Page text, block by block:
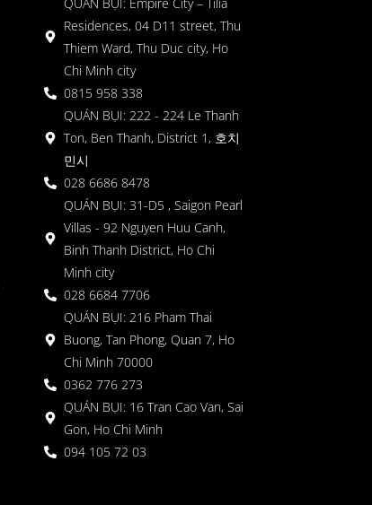
Residences, 04 D11 street, Thu
Thiem Ward, Thu Duc city, Ho
Chi Minh city
0815 958 338
QUÁN BỤI: 222 - 224 Le Thanh
Ton, Ben Thanh, District 1, 호치
민시
028 6686 8478
QUÁN BỤI: 31-D5 , Saigon Pearl
Villas - 92 Nguyen Huu Canh,
Binh Thanh District, Ho Chi
Minh city
028 6684 7706
QUÁN BỤI: 216 Pham Thai
Buong, Tan Phong, Quan 7, Ho
Chi Minh 70000
0362 776 273
QUÁN BỤI: 16 Tran Cao Van, Sai
Gon, Ho Chi Minh
094 105 72 03